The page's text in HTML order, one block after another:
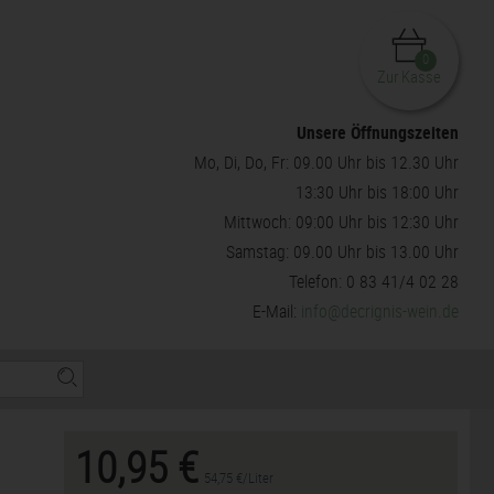
Zur Kasse
Unsere Öffnungszeiten
Mo, Di, Do, Fr: 09.00 Uhr bis 12.30 Uhr
13:30 Uhr bis 18:00 Uhr
Mittwoch: 09:00 Uhr bis 12:30 Uhr
Samstag: 09.00 Uhr bis 13.00 Uhr
Telefon: 0 83 41/4 02 28
E-Mail: info@decrignis-wein.de
10,95 € 54,75 €/Liter